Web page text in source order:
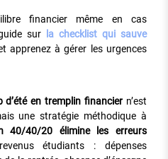
financier même en cas
sur
la checklist qui sauve
apprenez à gérer les urgences
en tremplin financiern’est
une stratégie méthodique à
40/40/20 élimine les erreurs
étudiants : dépenses